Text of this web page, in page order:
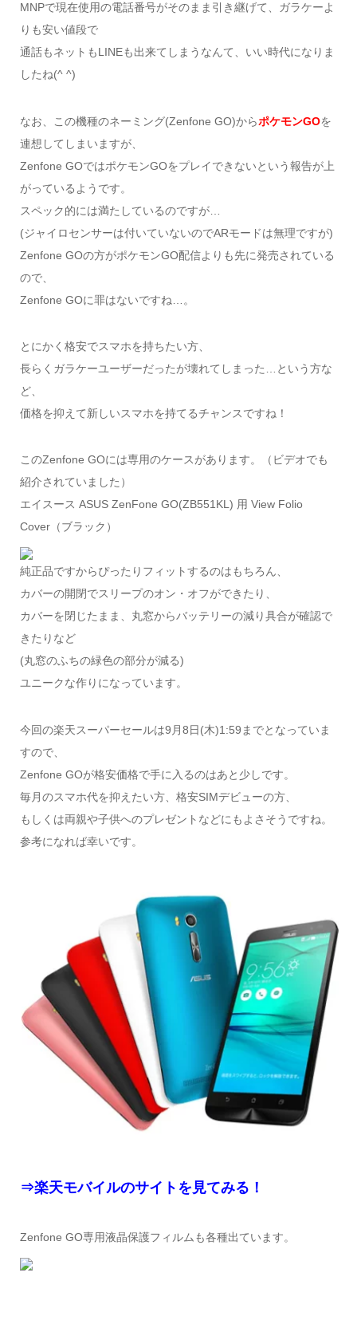
MNPで現在使用の電話番号がそのまま引き継げて、ガラケーよ
りも安い値段で
通話もネットもLINEも出来てしまうなんて、いい時代になりま
したね(^ ^)
なお、この機種のネーミング(Zenfone GO)からポケモンGOを
連想してしまいますが、
Zenfone GOではポケモンGOをプレイできないという報告が上
がっているようです。
スペック的には満たしているのですが…
(ジャイロセンサーは付いていないのでARモードは無理ですが)
Zenfone GOの方がポケモンGO配信よりも先に発売されている
ので、
Zenfone GOに罪はないですね…。
とにかく格安でスマホを持ちたい方、
長らくガラケーユーザーだったが壊れてしまった…という方な
ど、
価格を抑えて新しいスマホを持てるチャンスですね！
このZenfone GOには専用のケースがあります。（ビデオでも
紹介されていました）
エイスース ASUS ZenFone GO(ZB551KL) 用 View Folio
Cover（ブラック）
純正品ですからぴったりフィットするのはもちろん、
カバーの開閉でスリープのオン・オフができたり、
カバーを閉じたまま、丸窓からバッテリーの減り具合が確認で
きたりなど
(丸窓のふちの緑色の部分が減る)
ユニークな作りになっています。
今回の楽天スーパーセールは9月8日(木)1:59までとなっていま
すので、
Zenfone GOが格安価格で手に入るのはあと少しです。
毎月のスマホ代を抑えたい方、格安SIMデビューの方、
もしくは両親や子供へのプレゼントなどにもよさそうですね。
参考になれば幸いです。
⇒楽天モバイルのサイトを見てみる！
Zenfone GO専用液晶保護フィルムも各種出ています。